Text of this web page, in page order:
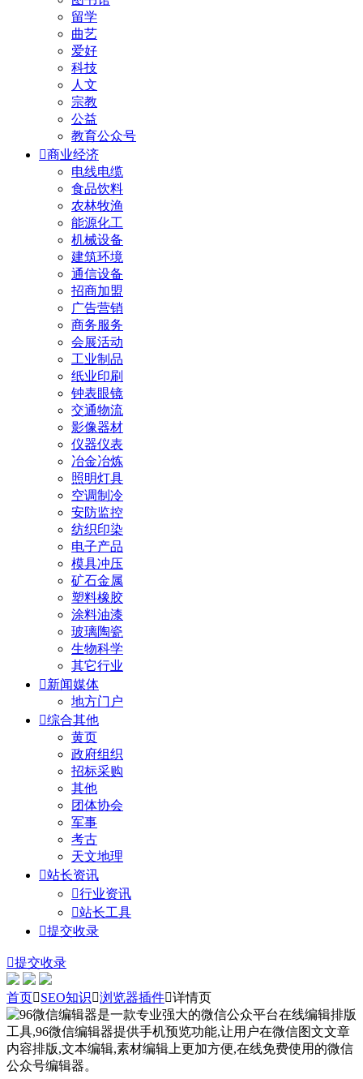
留学
曲艺
爱好
科技
人文
宗教
公益
教育公众号
商业经济
电线电缆
食品饮料
农林牧渔
能源化工
机械设备
建筑环境
通信设备
招商加盟
广告营销
商务服务
会展活动
工业制品
纸业印刷
钟表眼镜
交通物流
影像器材
仪器仪表
冶金冶炼
照明灯具
空调制冷
安防监控
纺织印染
电子产品
模具冲压
矿石金属
塑料橡胶
涂料油漆
玻璃陶瓷
生物科学
其它行业
新闻媒体
地方门户
综合其他
黄页
政府组织
招标采购
其他
团体协会
军事
考古
天文地理
站长资讯
行业资讯
站长工具
提交收录
提交收录
首页SEO知识浏览器插件详情页